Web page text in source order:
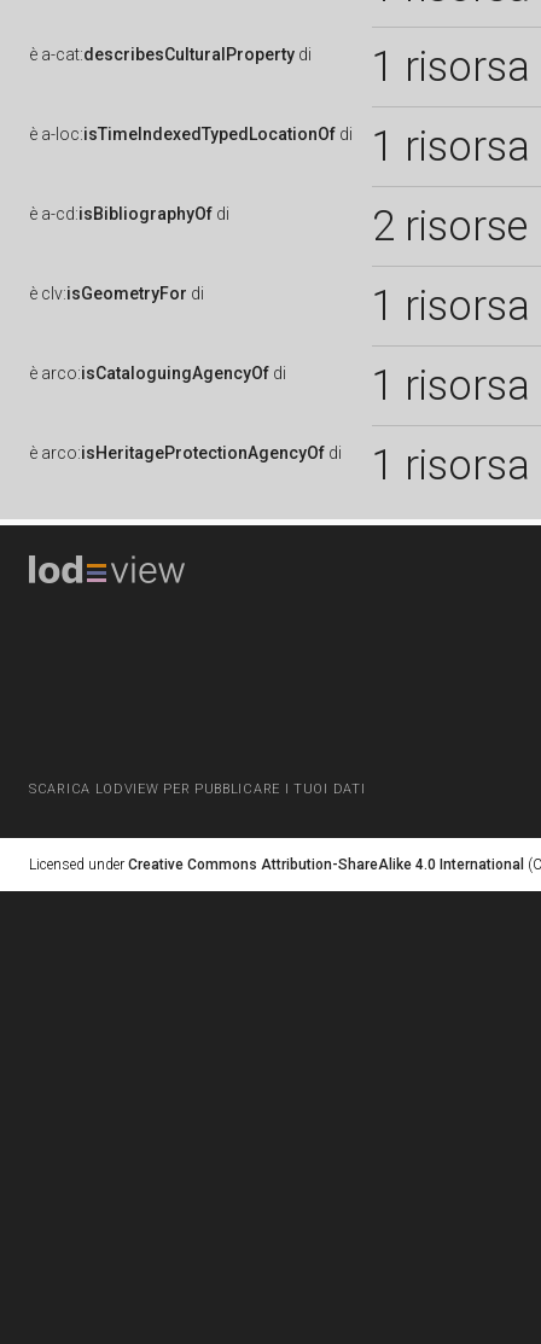
è a-cat:describesCulturalProperty di 1 risorsa
è a-loc:isTimeIndexedTypedLocationOf di 1 risorsa
è a-cd:isBibliographyOf di 2 risorse
è clv:isGeometryFor di 1 risorsa
è arco:isCataloguingAgencyOf di 1 risorsa
è arco:isHeritageProtectionAgencyOf di 1 risorsa
SCARICA LODVIEW PER PUBBLICARE I TUOI DATI
Licensed under Creative Commons Attribution-ShareAlike 4.0 International